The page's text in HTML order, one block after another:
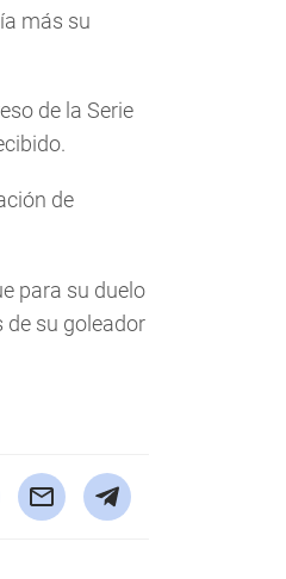
más su
de la Serie
de
para su duelo
de su goleador